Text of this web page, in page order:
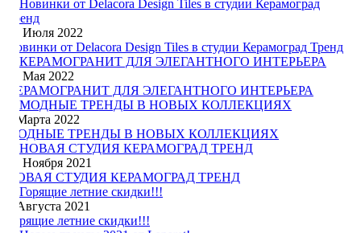
15 Июля 2022
Новинки от Delacora Design Tiles в студии Керамоград Тренд
12 Мая 2022
КЕРАМОГРАНИТ ДЛЯ ЭЛЕГАНТНОГО ИНТЕРЬЕРА
2 Марта 2022
МОДНЫЕ ТРЕНДЫ В НОВЫХ КОЛЛЕКЦИЯХ
30 Ноября 2021
НОВАЯ СТУДИЯ КЕРАМОГРАД ТРЕНД
3 Августа 2021
Горящие летние скидки!!!